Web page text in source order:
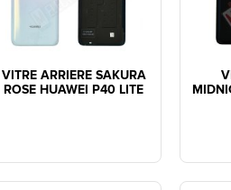
VITRE ARRIERE SAKURA
ROSE HUAWEI P40 LITE